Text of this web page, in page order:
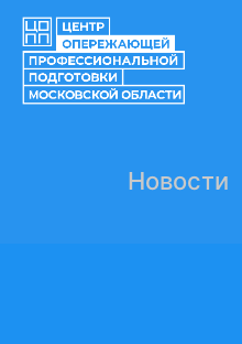
Новости